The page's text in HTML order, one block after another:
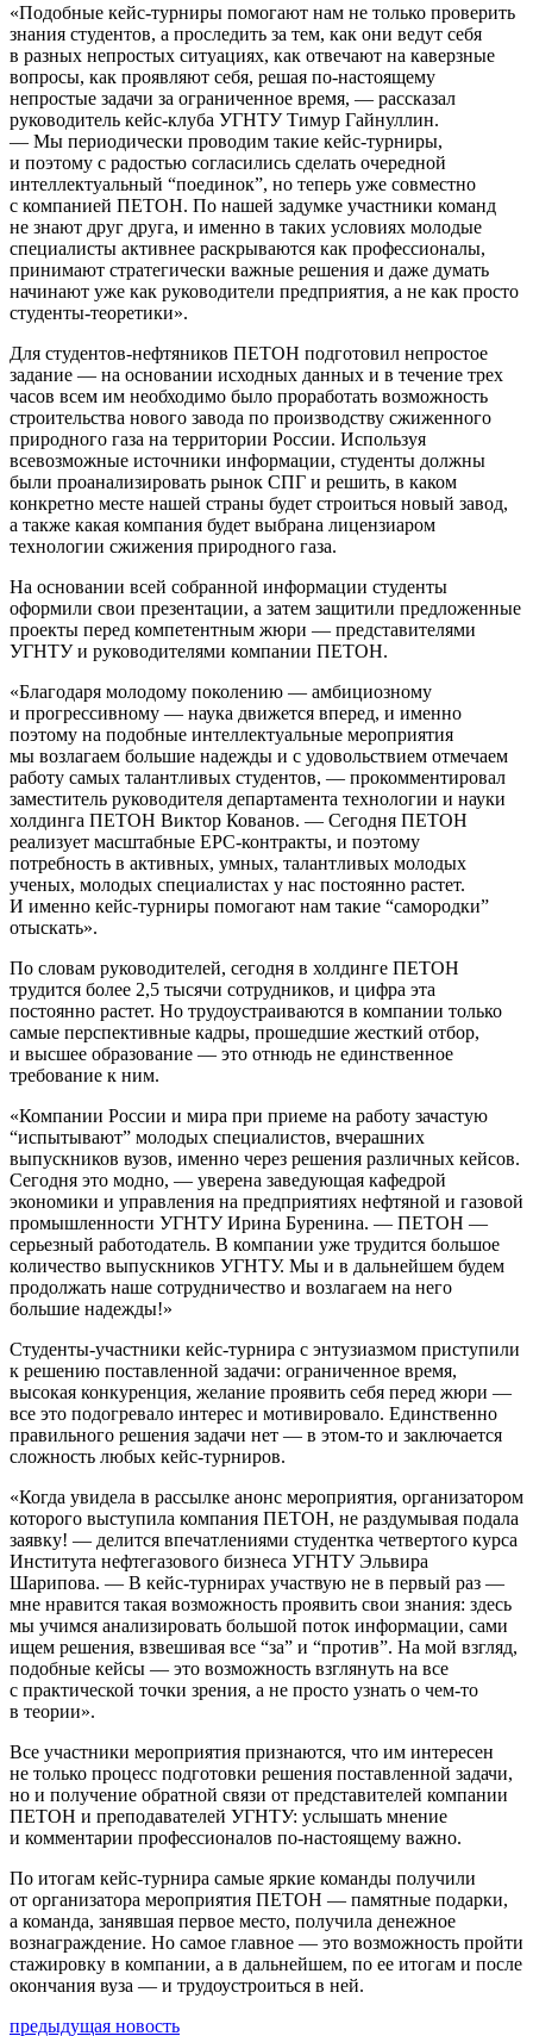
«Подобные кейс-турниры помогают нам не только проверить
знания студентов, а проследить за тем, как они ведут себя
в разных непростых ситуациях, как отвечают на каверзные
вопросы, как проявляют себя, решая по-настоящему
непростые задачи за ограниченное время, — рассказал
руководитель кейс-клуба УГНТУ Тимур Гайнуллин.
— Мы периодически проводим такие кейс-турниры,
и поэтому с радостью согласились сделать очередной
интеллектуальный “поединок”, но теперь уже совместно
с компанией ПЕТОН. По нашей задумке участники команд
не знают друг друга, и именно в таких условиях молодые
специалисты активнее раскрываются как профессионалы,
принимают стратегически важные решения и даже думать
начинают уже как руководители предприятия, а не как просто
студенты-теоретики».
Для студентов-нефтяников ПЕТОН подготовил непростое
задание — на основании исходных данных и в течение трех
часов всем им необходимо было проработать возможность
строительства нового завода по производству сжиженного
природного газа на территории России. Используя
всевозможные источники информации, студенты должны
были проанализировать рынок СПГ и решить, в каком
конкретно месте нашей страны будет строиться новый завод,
а также какая компания будет выбрана лицензиаром
технологии сжижения природного газа.
На основании всей собранной информации студенты
оформили свои презентации, а затем защитили предложенные
проекты перед компетентным жюри — представителями
УГНТУ и руководителями компании ПЕТОН.
«Благодаря молодому поколению — амбициозному
и прогрессивному — наука движется вперед, и именно
поэтому на подобные интеллектуальные мероприятия
мы возлагаем большие надежды и с удовольствием отмечаем
работу самых талантливых студентов, — прокомментировал
заместитель руководителя департамента технологии и науки
холдинга ПЕТОН Виктор Кованов. — Сегодня ПЕТОН
реализует масштабные ЕРС-контракты, и поэтому
потребность в активных, умных, талантливых молодых
ученых, молодых специалистах у нас постоянно растет.
И именно кейс-турниры помогают нам такие “самородки”
отыскать».
По словам руководителей, сегодня в холдинге ПЕТОН
трудится более 2,5 тысячи сотрудников, и цифра эта
постоянно растет. Но трудоустраиваются в компании только
самые перспективные кадры, прошедшие жесткий отбор,
и высшее образование — это отнюдь не единственное
требование к ним.
«Компании России и мира при приеме на работу зачастую
“испытывают” молодых специалистов, вчерашних
выпускников вузов, именно через решения различных кейсов.
Сегодня это модно, — уверена заведующая кафедрой
экономики и управления на предприятиях нефтяной и газовой
промышленности УГНТУ Ирина Буренина. — ПЕТОН —
серьезный работодатель. В компании уже трудится большое
количество выпускников УГНТУ. Мы и в дальнейшем будем
продолжать наше сотрудничество и возлагаем на него
большие надежды!»
Студенты-участники кейс-турнира с энтузиазмом приступили
к решению поставленной задачи: ограниченное время,
высокая конкуренция, желание проявить себя перед жюри —
все это подогревало интерес и мотивировало. Единственно
правильного решения задачи нет — в этом-то и заключается
сложность любых кейс-турниров.
«Когда увидела в рассылке анонс мероприятия, организатором
которого выступила компания ПЕТОН, не раздумывая подала
заявку! — делится впечатлениями студентка четвертого курса
Института нефтегазового бизнеса УГНТУ Эльвира
Шарипова. — В кейс-турнирах участвую не в первый раз —
мне нравится такая возможность проявить свои знания: здесь
мы учимся анализировать большой поток информации, сами
ищем решения, взвешивая все “за” и “против”. На мой взгляд,
подобные кейсы — это возможность взглянуть на все
с практической точки зрения, а не просто узнать о чем-то
в теории».
Все участники мероприятия признаются, что им интересен
не только процесс подготовки решения поставленной задачи,
но и получение обратной связи от представителей компании
ПЕТОН и преподавателей УГНТУ: услышать мнение
и комментарии профессионалов по-настоящему важно.
По итогам кейс-турнира самые яркие команды получили
от организатора мероприятия ПЕТОН — памятные подарки,
а команда, занявшая первое место, получила денежное
вознаграждение. Но самое главное — это возможность пройти
стажировку в компании, а в дальнейшем, по ее итогам и после
окончания вуза — и трудоустроиться в ней.
предыдущая новость